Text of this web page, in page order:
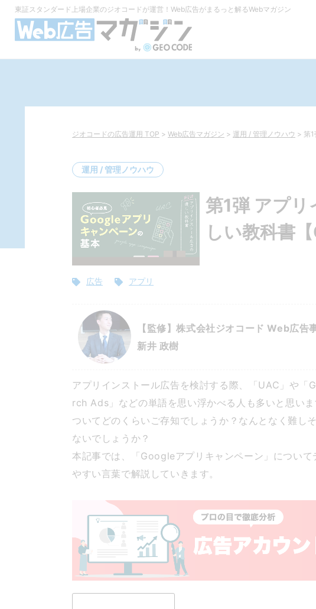
東証スタンダード上場企業のジオコードが運営！ Web広告がまるっと解るWebマガジン
ジオコードの広告運用 TOP > Web広告マガジン > 運用 / 管理ノウハウ > 第
運用 / 管理ノウハウ
第1弾 アプ
しい教科書
広告 アプリ
【監修】株式会社ジオコード Web広告
新井 政樹
アプリインストール広告を検討する際、「UAC」や
rch Ads」などの単語を思い浮かべる人も多いと思い
ついてどのくらいご存知でしょうか？なんとなく難し
ないでしょうか？
本記事では、「Googleアプリキャンペーン」につい
やすい言葉で解説していきます。